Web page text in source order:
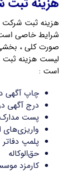
هزینه ثبت شرکت
شرایط خاصی است
صورت کلی ،
لیست هزینه
است :
چاپ آگهی
درج آگهی در
پست مدارک
واریزی‌های
پلمپ دفاتر
حق‌الوکاله
کارمزد